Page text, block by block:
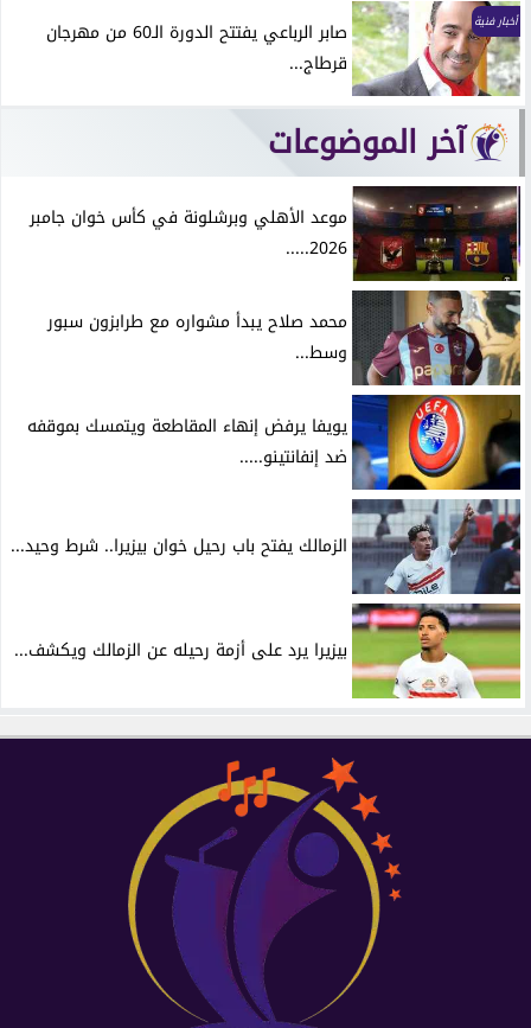
أخبار فنية
صابر الرباعي يفتتح الدورة الـ60 من مهرجان
قرطاج...
آخر الموضوعات
موعد الأهلي وبرشلونة في كأس خوان جامبر
2026.....
محمد صلاح يبدأ مشواره مع طرابزون سبور
وسط...
يويفا يرفض إنهاء المقاطعة ويتمسك بموقفه
ضد إنفانتينو.....
الزمالك يفتح باب رحيل خوان بيزيرا.. شرط وحيد...
بيزيرا يرد على أزمة رحيله عن الزمالك ويكشف...